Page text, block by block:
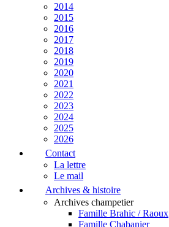
2014
2015
2016
2017
2018
2019
2020
2021
2022
2023
2024
2025
2026
Contact
La lettre
Le mail
Archives & histoire
Archives champetier
Famille Brahic / Raoux
Famille Chabanier